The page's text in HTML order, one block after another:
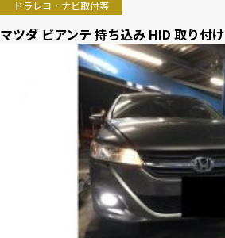
ドラレコ・ナビ取付等
マツダ ビアンテ 持ち込み HID 取り付け